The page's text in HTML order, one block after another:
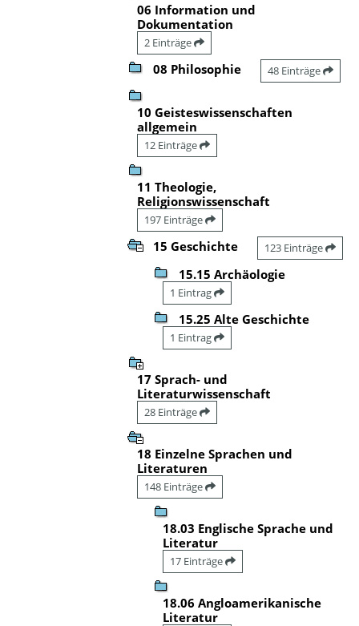
06 Information und
Dokumentation
2 Einträge
08 Philosophie 48 Einträge
10 Geisteswissenschaften
allgemein
12 Einträge
11 Theologie,
Religionswissenschaft
197 Einträge
15 Geschichte 123 Einträge
15.15 Archäologie
1 Eintrag
15.25 Alte Geschichte
1 Eintrag
17 Sprach- und
Literaturwissenschaft
28 Einträge
18 Einzelne Sprachen und
Literaturen
148 Einträge
18.03 Englische Sprache und
Literatur
17 Einträge
18.06 Angloamerikanische
Literatur